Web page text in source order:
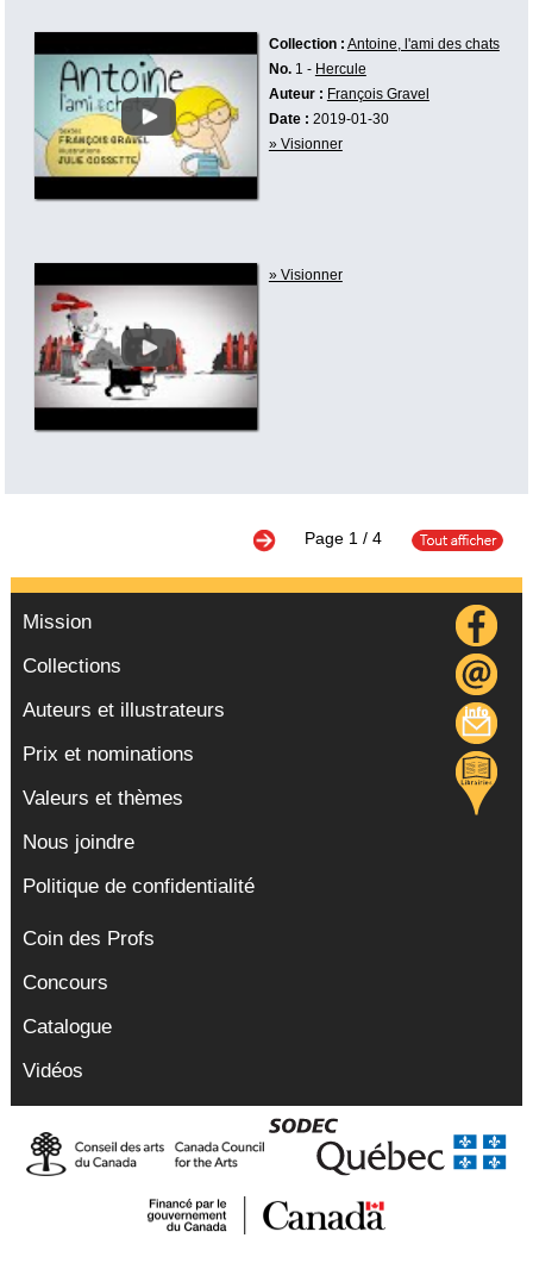
Collection : Antoine, l'ami des chats
No.1 - Hercule
Auteur : François Gravel
Date : 2019-01-30
» Visionner
» Visionner
Page 1/ 4
Mission
Collections
Auteurs et illustrateurs
Prix et nominations
Valeurs et thèmes
Nous joindre
Politique de confidentialité
Coin des Profs
Concours
Catalogue
Vidéos